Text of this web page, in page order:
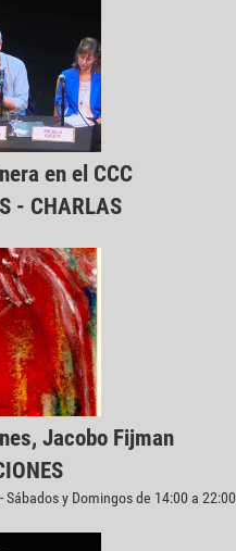
en el CCC
- CHARLAS
Jacobo Fijman
y Domingos de 14:00 a 22:00